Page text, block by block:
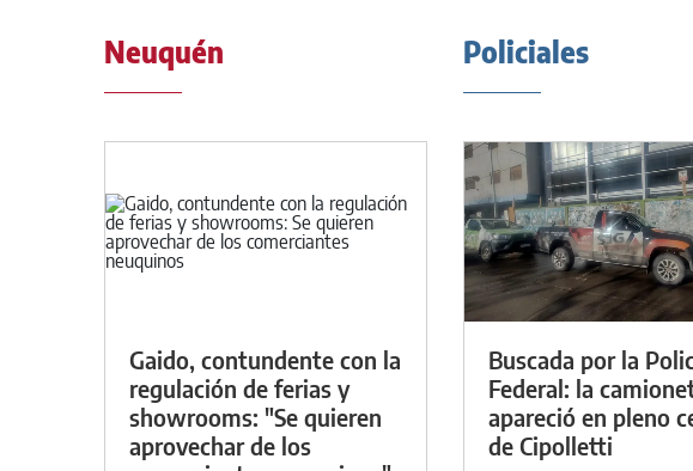
Neuquén
Gaido, contundente con la
regulación de ferias y
showrooms: "Se quieren
aprovechar de los
Policiales
Buscada por la
Federal: la
apareció en pleno
de Cipolletti